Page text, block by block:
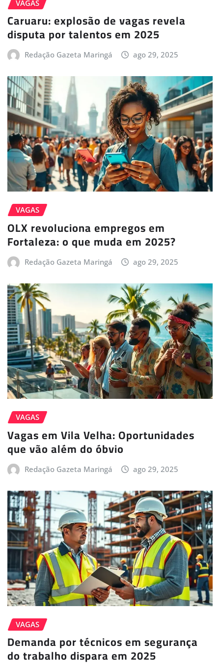
VAGAS
Caruaru: explosão de vagas revela
disputa por talentos em 2025
Redação Gazeta Maringá ago 29, 2025
VAGAS
OLX revoluciona empregos em
Fortaleza: o que muda em 2025?
Redação Gazeta Maringá ago 29, 2025
VAGAS
Vagas em Vila Velha: Oportunidades
que vão além do óbvio
Redação Gazeta Maringá ago 29, 2025
VAGAS
Demanda por técnicos em segurança
do trabalho dispara em 2025